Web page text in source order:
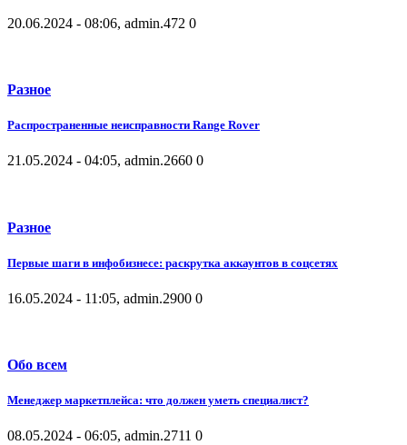
20.06.2024 - 08:06, admin.472 0
Разное
Распространенные неисправности Range Rover
21.05.2024 - 04:05, admin.2660 0
Разное
Первые шаги в инфобизнесе: раскрутка аккаунтов в соцсетях
16.05.2024 - 11:05, admin.2900 0
Обо всем
Менеджер маркетплейса: что должен уметь специалист?
08.05.2024 - 06:05, admin.2711 0